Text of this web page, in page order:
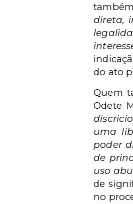
direta,
do ato
Quem
Odete
uma
poder
de
uso
de
no